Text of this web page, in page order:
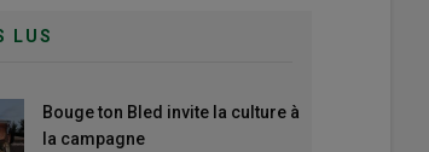
LUS
Bouge ton Bled invite la culture à
la campagne